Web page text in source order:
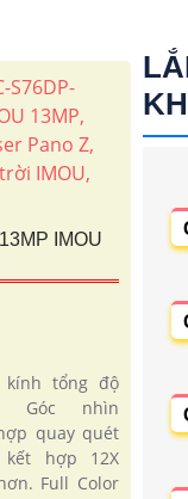
IMOU
kính tổng độ
Góc nhìn
quay quét
kết hợp 12X
Full Color